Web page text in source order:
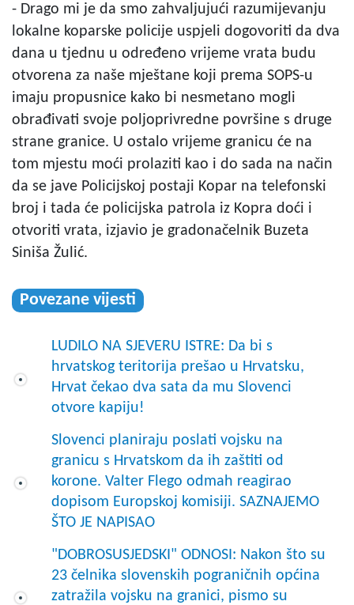
- Drago mi je da smo zahvaljujući razumijevanju
lokalne koparske policije uspjeli dogovoriti da dva
dana u tjednu u određeno vrijeme vrata budu
otvorena za naše mještane koji prema SOPS-u
imaju propusnice kako bi nesmetano mogli
obrađivati svoje poljoprivredne površine s druge
strane granice. U ostalo vrijeme granicu će na
tom mjestu moći prolaziti kao i do sada na način
da se jave Policijskoj postaji Kopar na telefonski
broj i tada će policijska patrola iz Kopra doći i
otvoriti vrata, izjavio je gradonačelnik Buzeta
Siniša Žulić.
Povezane vijesti
LUDILO NA SJEVERU ISTRE: Da bi s
hrvatskog teritorija prešao u Hrvatsku,
Hrvat čekao dva sata da mu Slovenci
otvore kapiju!
Slovenci planiraju poslati vojsku na
granicu s Hrvatskom da ih zaštiti od
korone. Valter Flego odmah reagirao
dopisom Europskoj komisiji. SAZNAJEMO
ŠTO JE NAPISAO
"DOBROSUSJEDSKI" ODNOSI: Nakon što su
23 čelnika slovenskih pograničnih općina
zatražila vojsku na granici, pismo su